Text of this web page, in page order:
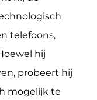
telefoons,
hij
probeert hij
mogelijk te